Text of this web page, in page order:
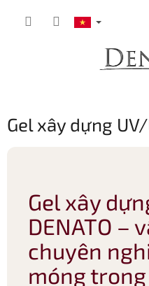
Gel xây dựng UV/
Gel xây
DENATO –
chuyên
móng